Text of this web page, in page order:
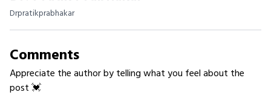
Drpratikprabhakar
Comments
Appreciate the author by telling what you feel about the
post 💓